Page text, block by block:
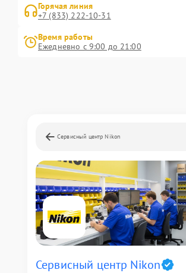
Горячая линия
+7 (833) 222-10-31
Время работы
Ежедневно с 9:00 до 21:00
Сервисный центр Nikon
Сервисный центр Nikon